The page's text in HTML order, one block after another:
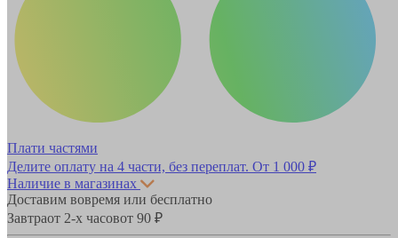
Плати частями
Делите оплату на 4 части, без переплат. От 1 000 ₽
Наличие в магазинах
Доставим вовремя или бесплатно
Завтраот 2-х часовот 90 ₽